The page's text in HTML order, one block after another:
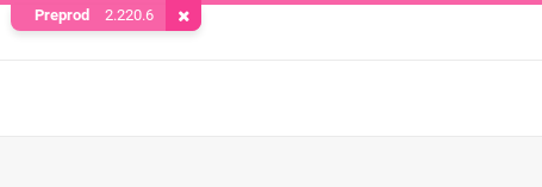
Preprod 2.220.6 Rimuovere il cookie